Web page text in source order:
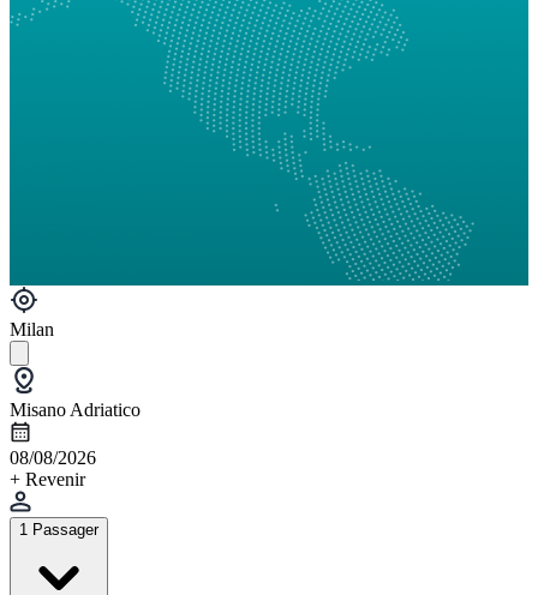
Milan
Misano Adriatico
08/08/2026
+ Revenir
1 Passager